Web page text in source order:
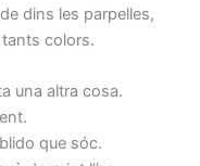
dins les parpelles,
colors.
una altra cosa.
que sóc.